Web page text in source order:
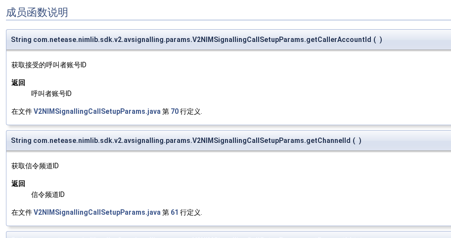
成员函数说明
String com.netease.nimlib.sdk.v2.avsignalling.params.V2NIMSignallingCallSetupParams.getCallerAccountId ( )
获取接受的呼叫者账号ID
返回
呼叫者账号ID
在文件V2NIMSignallingCallSetupParams.java 第 70行定义.
String com.netease.nimlib.sdk.v2.avsignalling.params.V2NIMSignallingCallSetupParams.getChannelId ( )
获取信令频道ID
返回
信令频道ID
在文件V2NIMSignallingCallSetupParams.java 第 61 行定义.